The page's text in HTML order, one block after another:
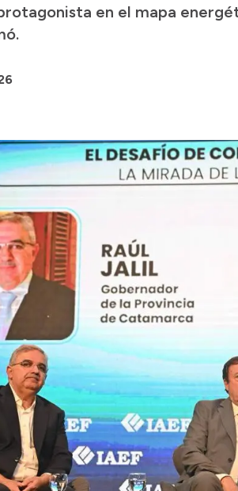
en el mapa